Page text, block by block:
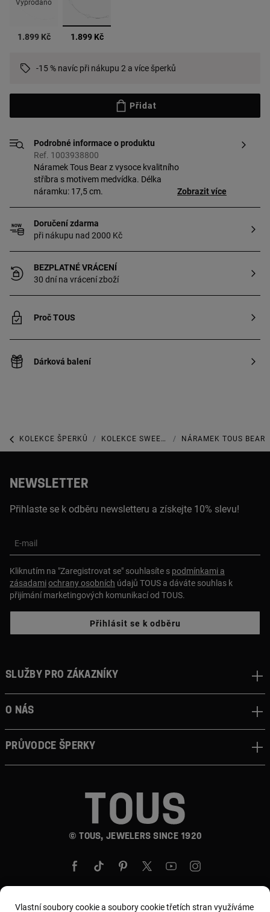
Vyprodáno
1.899 Kč vybrané
1.899 Kč
-15 % navíc při nákupu 2 a více šperků
Přidat
Podrobné informace o produktu
Ref. 1003938800
Náramek Tous Bear z vysoce kvalitního
stříbra s motivem medvídka. Délka
náramku: 17,5 cm.
Zobrazit více
Doručení zdarma
při nákupu nad 2000 Kč
BEZPLATNÉ VRÁCENÍ
30 dní na vrácení zboží
Proč TOUS
Dárková balení
KOLEKCE ŠPERKŮ KOLEKCE SWEET DOLLS NÁRAMEK TOUS BEAR
NEWSLETTER
Přihlaste se k odběru newsletteru a získejte 10% slevu!
E-mail
Kliknutím na "Zaregistrovat se" souhlasíte s podmínkami a
zásadamiochrany osobních údajů TOUS a dáváte souhlas k
přijímání marketingových komunikací od TOUS.
Přihlásit se k odběru
© TOUS, JEWELERS SINCE 1920
Služby pro zákazníky
O nás
Průvodce šperky
Vlastní soubory cookie a soubory cookie třetích stran využíváme